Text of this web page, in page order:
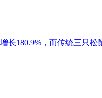
180.9%，而传统三只松